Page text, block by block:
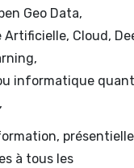
Geo Data,
Artificielle, Cloud,
informatique
à tous les